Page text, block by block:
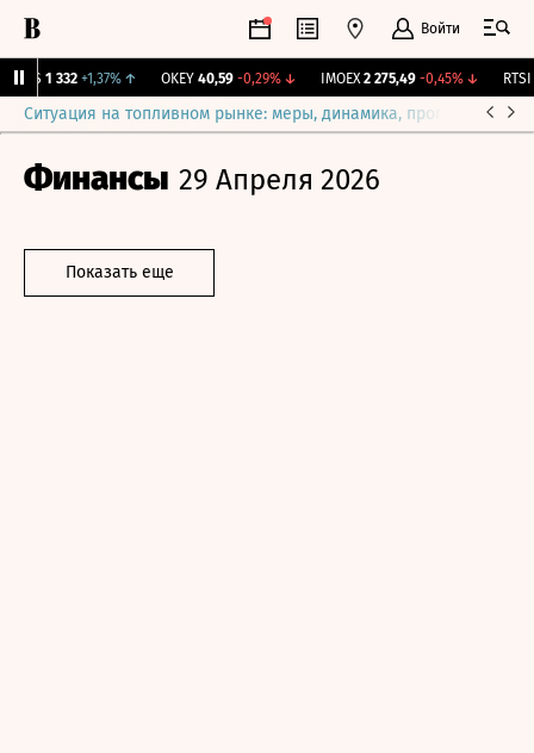
Войти
1 332 +1,37%↑ OKEY 40,59 -0,29%↓ IMOEX 2 275,49 -0,45%↓ RTSI
Ситуация на топливном рынке: меры, динамика, прогнозы
Финансы 29 Апреля 2026
Показать еще